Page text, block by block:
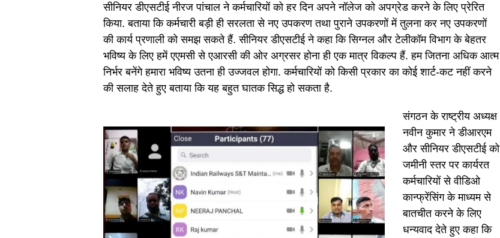
सीनियर डीएसटीई नीरज पांचाल ने कर्मचारियों को हर दिन अपने नॉलेज को अपग्रेड करने के लिए प्रेरित
किया. बताया कि कर्मचारी बड़ी ही सरलता से नए उपकरण तथा पुराने उपकरणों में तुलना कर नए उपकरणों
की कार्य प्रणाली को समझ सकते हैं. सीनियर डीएसटीई ने कहा कि सिग्नल और टेलीकॉम विभाग के बेहतर
भविष्य के लिए हमें एएमसी से एआरसी की ओर अग्रसर होना ही एक मात्र विकल्प हैं. हम जितना अधिक आत्म
निर्भर बनेंगे हमारा भविष्य उतना ही उज्जवल होगा. कर्मचारियों को किसी प्रकार का कोई शार्ट-कट नहीं करने
की सलाह देते हुए बताया कि यह बहुत घातक सिद्ध हो सकता है.
संगठन के राष्ट्रीय अध्यक्ष
नवीन कुमार ने डीआरएम
और सीनियर डीएसटीई को
जमीनी स्तर पर कार्यरत
कर्मचारियों से वीडिओ
कान्फ्रेंसिंग के माध्यम से
बातचीत करने के लिए
धन्यवाद देते हुए कहा कि